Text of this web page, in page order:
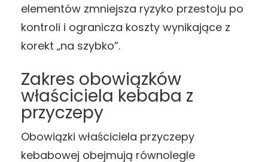
elementów zmniejsza ryzyko przestoju po
kontroli i ogranicza koszty wynikające z
korekt „na szybko”.
Zakres obowiązków
właściciela kebaba z
przyczepy
Obowiązki właściciela przyczepy
kebabowej obejmują równolegle